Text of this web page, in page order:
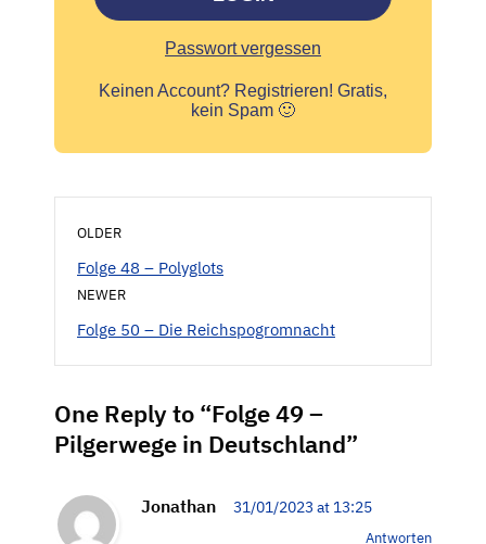
Passwort vergessen
Keinen Account? Registrieren! Gratis,
kein Spam 🙂
OLDER
Folge 48 – Polyglots
NEWER
Folge 50 – Die Reichspogromnacht
One Reply to “Folge 49 –
Pilgerwege in Deutschland”
Jonathan 31/01/2023 at 13:25
Antworten